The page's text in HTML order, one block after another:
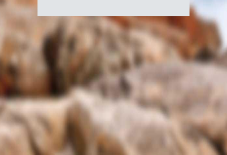
du
Canada